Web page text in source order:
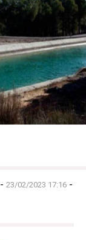
- 23/02/2023 17:16 -